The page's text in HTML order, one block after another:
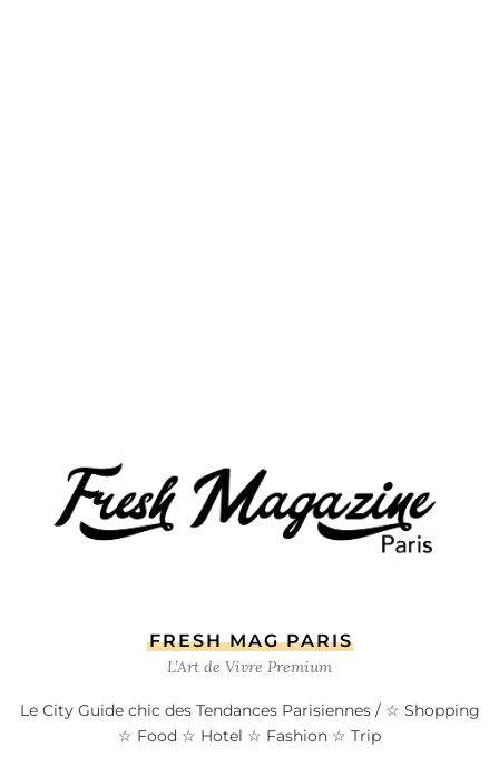
FRESH MAG PARIS
L’Art de Vivre Premium
Le City Guide chic des Tendances Parisiennes / ☆ Shopping
☆ Food ☆ Hotel ☆ Fashion ☆ Trip